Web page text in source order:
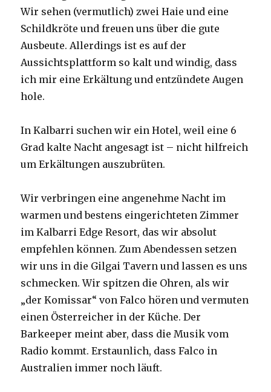
Wir sehen (vermutlich) zwei Haie und eine
Schildkröte und freuen uns über die gute
Ausbeute. Allerdings ist es auf der
Aussichtsplattform so kalt und windig, dass
ich mir eine Erkältung und entzündete Augen
hole.
In Kalbarri suchen wir ein Hotel, weil eine 6
Grad kalte Nacht angesagt ist – nicht hilfreich
um Erkältungen auszubrüten.
Wir verbringen eine angenehme Nacht im
warmen und bestens eingerichteten Zimmer
im Kalbarri Edge Resort, das wir absolut
empfehlen können. Zum Abendessen setzen
wir uns in die Gilgai Tavern und lassen es uns
schmecken. Wir spitzen die Ohren, als wir
„der Komissar“ von Falco hören und vermuten
einen Österreicher in der Küche. Der
Barkeeper meint aber, dass die Musik vom
Radio kommt. Erstaunlich, dass Falco in
Australien immer noch läuft.